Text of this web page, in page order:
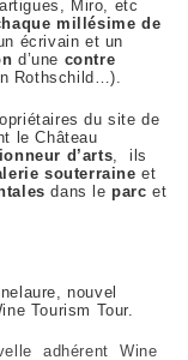
Miro, etc
millésime de
écrivain et un
d’une contre
Rothschild…).
du site de
le Château
d’arts , ils
souterraine et
dans leparc et
nouvel
Tourism Tour.
adhérent Wine